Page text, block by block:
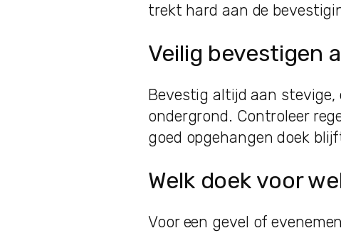
trekt hard aan de
Veilig bevestigen
Bevestig altijd aan
ondergrond. Controleer
goed opgehangen doek
Welk doek voor
Voor een gevel of